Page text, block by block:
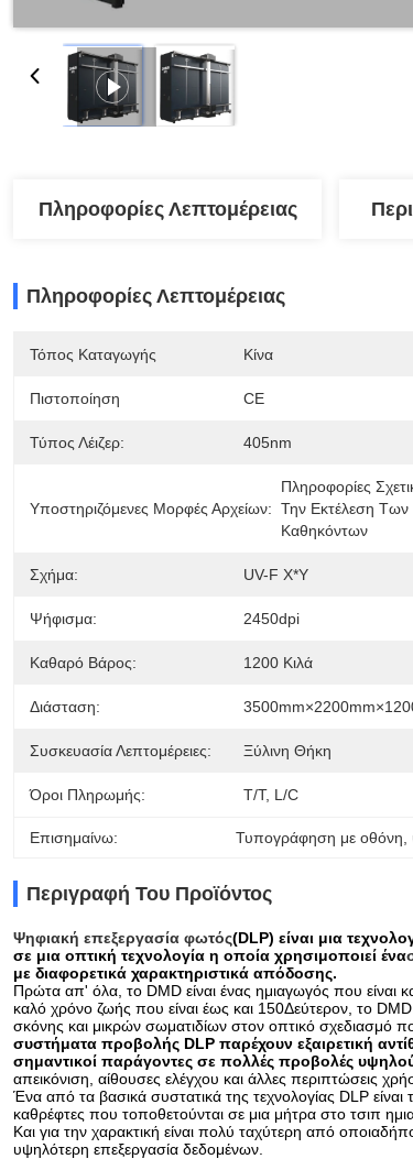
Πληροφορίες Λεπτομέρειας
Πληροφορίες Λεπτομέρειας
Τόπος Καταγωγής Κίνα
Πιστοποίηση CE
Τύπος Λέιζερ: 405nm
Υποστηριζόμενες Μορφές Αρχείων:
Πληροφορίες
Την Εκτέλεση Των
Καθηκόντων
Σχήμα: UV-F X*Y
Ψήφισμα: 2450dpi
Καθαρό Βάρος: 1200 Κιλά
Διάσταση:
Συσκευασία Λεπτομέρειες: Ξύλινη Θήκη
Όροι Πληρωμής: T/T, L/C
Επισημαίνω: Τυπογράφηση με οθόνη
Περιγραφή Του Προϊόντος
Ψηφιακή επεξεργασία φωτός(DLP) είναι μια
σε μια οπτική τεχνολογία η οποία χρησιμοποιεί ένα
με διαφορετικά χαρακτηριστικά απόδοσης.
Πρώτα απ' όλα, το DMD είναι ένας ημιαγωγός που είναι
καλό χρόνο ζωής που είναι έως και 150Δεύτερον, το
σκόνης και μικρών σωματιδίων στον οπτικό σχεδιασμό
συστήματα προβολής DLP παρέχουν εξαιρετική
σημαντικοί παράγοντες σε πολλές προβολές
απεικόνιση, αίθουσες ελέγχου και άλλες περιπτώσεις
Ένα από τα βασικά συστατικά της τεχνολογίας DLP είναι
καθρέφτες που τοποθετούνται σε μια μήτρα στο τσιπ
Και για την χαρακτική είναι πολύ ταχύτερη από
υψηλότερη επεξεργασία δεδομένων.